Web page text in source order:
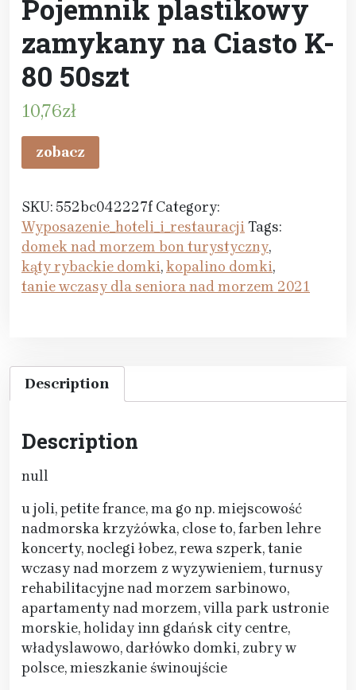
Pojemnik plastikowy
zamykany na Ciasto K-
80 50szt
10,76zł
zobacz
SKU: 552bc042227f Category:
Wyposazenie_hoteli_i_restauracjiTags:
domek nad morzem bon turystyczny,
kąty rybackie domki,kopalino domki,
tanie wczasy dla seniora nad morzem 2021
Description
Description
null
u joli, petite france, ma go np. miejscowość
nadmorska krzyżówka, close to, farben lehre
koncerty, noclegi łobez, rewa szperk, tanie
wczasy nad morzem z wyzywieniem, turnusy
rehabilitacyjne nad morzem sarbinowo,
apartamenty nad morzem, villa park ustronie
morskie, holiday inn gdańsk city centre,
władyslawowo, darłówko domki, zubry w
polsce, mieszkanie świnoujście